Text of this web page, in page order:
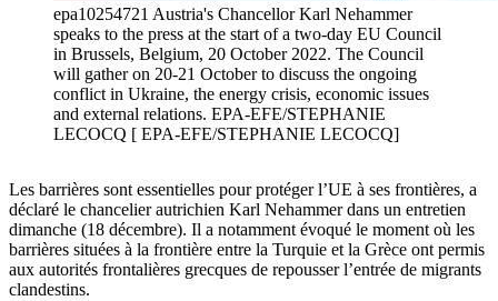
epa10254721 Austria's Chancellor Karl Nehammer
speaks to the press at the start of a two-day EU Council
in Brussels, Belgium, 20 October 2022. The Council
will gather on 20-21 October to discuss the ongoing
conflict in Ukraine, the energy crisis, economic issues
and external relations. EPA-EFE/STEPHANIE
LECOCQ [ EPA-EFE/STEPHANIE LECOCQ]
Les barrières sont essentielles pour protéger l’UE à ses frontières, a
déclaré le chancelier autrichien Karl Nehammer dans un entretien
dimanche (18 décembre). Il a notamment évoqué le moment où les
barrières situées à la frontière entre la Turquie et la Grèce ont permis
aux autorités frontalières grecques de repousser l’entrée de migrants
clandestins.